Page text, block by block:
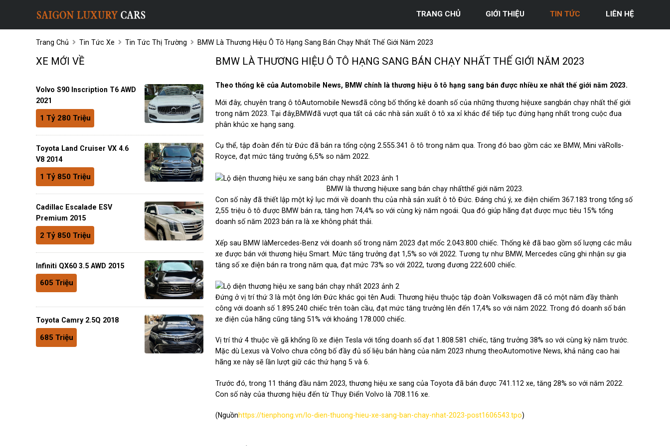
TRANG CHỦ GIỚI THIỆU TIN TỨC LIÊN HỆ
Trang Chủ Tin Tức Xe Tin Tức Thị Trường BMW Là Thương Hiệu Ô Tô Hạng Sang Bán Chạy Nhất Thế Giới Năm 2023
BMW LÀ THƯƠNG HIỆU Ô TÔ HẠNG SANG BÁN CHẠY NHẤT THẾ GIỚI NĂM 2023
Theo thống kê của Automobile News, BMW chính là thương hiệu ô tô hạng sang bán được nhiều xe nhất thế giới năm 2023.
Mới đây, chuyên trang ô tôAutomobile Newsđã công bố thống kê doanh số của những thương hiệuxe sangbán chạy nhất thế giới
trong năm 2023. Tại đây,BMWđã vượt qua tất cả các nhà sản xuất ô tô xa xỉ khác để tiếp tục đứng hạng nhất trong cuộc đua
phân khúc xe hạng sang.
Cụ thể, tập đoàn đến từ Đức đã bán ra tổng cộng 2.555.341 ô tô trong năm qua. Trong đó bao gồm các xe BMW, Mini vàRolls-
Royce, đạt mức tăng trưởng 6,5% so năm 2022.
BMW là thương hiệuxe sang bán chạy nhấtthế giới năm 2023.
Con số này đã thiết lập một kỷ lục mới về doanh thu của nhà sản xuất ô tô Đức. Đáng chú ý, xe điện chiếm 367.183 trong tổng số
2,55 triệu ô tô được BMW bán ra, tăng hơn 74,4% so với cùng kỳ năm ngoái. Qua đó giúp hãng đạt được mục tiêu 15% tổng
doanh số năm 2023 bán ra là xe không phát thải.
Xếp sau BMW làMercedes-Benz với doanh số trong năm 2023 đạt mốc 2.043.800 chiếc. Thống kê đã bao gồm số lượng các mẫu
xe được bán với thương hiệu Smart. Mức tăng trưởng đạt 1,5% so với 2022. Tương tự như BMW, Mercedes cũng ghi nhận sự gia
tăng số xe điện bán ra trong năm qua, đạt mức 73% so với 2022, tương đương 222.600 chiếc.
Đứng ở vị trí thứ 3 là một ông lớn Đức khác gọi tên Audi. Thương hiệu thuộc tập đoàn Volkswagen đã có một năm đầy thành
công với doanh số 1.895.240 chiếc trên toàn cầu, đạt mức tăng trưởng lên đến 17,4% so với năm 2022. Trong đó doanh số bán
xe điện của hãng cũng tăng 51% với khoảng 178.000 chiếc.
Vị trí thứ 4 thuộc về gã khổng lồ xe điện Tesla với tổng doanh số đạt 1.808.581 chiếc, tăng trưởng 38% so với cùng kỳ năm trước.
Mặc dù Lexus và Volvo chưa công bố đầy đủ số liệu bán hàng của năm 2023 nhưng theoAutomotive News, khả năng cao hai
hãng xe này sẽ lần lượt giữ các thứ hạng 5 và 6.
Trước đó, trong 11 tháng đầu năm 2023, thương hiệu xe sang của Toyota đã bán được 741.112 xe, tăng 28% so với năm 2022.
Con số này của thương hiệu đến từ Thụy Điển Volvo là 708.116 xe.
(Nguồnhttps://tienphong.vn/lo-dien-thuong-hieu-xe-sang-ban-chay-nhat-2023-post1606543.tpo)
XE MỚI VỀ
Volvo S90 Inscription T6 AWD
2021
1 Tỷ 280 Triệu
Toyota Land Cruiser VX 4.6
V8 2014
1 Tỷ 850 Triệu
Cadillac Escalade ESV
Premium 2015
2 Tỷ 850 Triệu
Infiniti QX60 3.5 AWD 2015
605 Triệu
Toyota Camry 2.5Q 2018
685 Triệu